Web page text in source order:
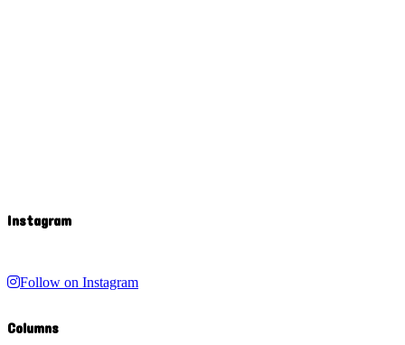
Instagram
Follow on Instagram
Columns